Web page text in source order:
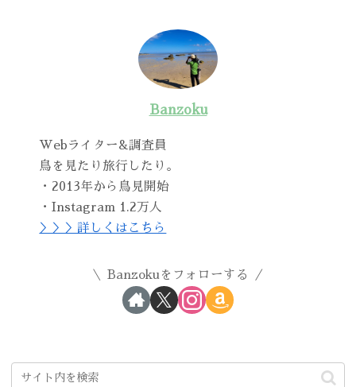
Banzoku
Webライター&調査員
鳥を見たり旅行したり。
・2013年から鳥見開始
・Instagram 1.2万人
＞＞＞詳しくはこちら
Banzokuをフォローする